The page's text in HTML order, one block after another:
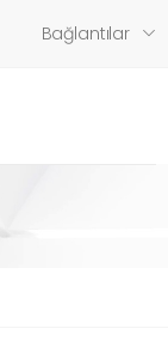
Bağlantılar